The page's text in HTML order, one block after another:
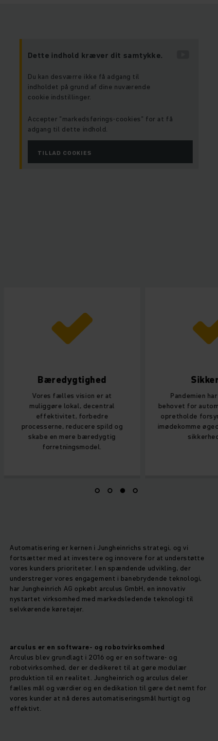
Dette indhold kræver dit samtykke.
Du kan desværre ikke få adgang til
indholdet på grund af dine nuværende
cookie indstillinger.
Accepter ”markedsførings-cookies” for at få
adgang til dette indhold.
TILLAD COOKIES
Bæredygtighed
Vores fælles vision er at
muliggøre lokal, decentral
effektivitet, forbedre
processerne, reducere spild og
skabe en mere bæredygtig
forretningsmodel.
Pandemien
behovet for
opretholde
imødekomme
Automatisering er kernen i Jungheinrichs strategi, og vi
fortsætter med at investere og innovere for at understøtte
vores kunders prioriteter. I en spændende udvikling, der
understreger vores engagement i banebrydende teknologi,
har Jungheinrich AG opkøbt arculus GmbH, en innovativ
nystartet virksomhed med markedsledende teknologi til
selvkørende køretøjer.
arculus er en software- og robotvirksomhed
Arculus blev grundlagt i 2016 og er en software- og
robotvirksomhed, der er dedikeret til at gøre modulær
produktion til en realitet. Jungheinrich og arculus deler
fælles mål og værdier og en dedikation til gøre det nemt for
vores kunder at nå deres automatiseringsmål hurtigt og
effektivt.